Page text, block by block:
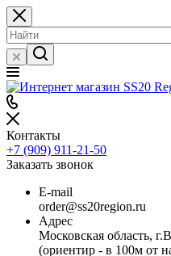
Контакты
+7 (909) 911-21-50
Заказать звонок
E-mail
order@ss20region.ru
Адрес
Московская область,
(ориентир - в 100м от